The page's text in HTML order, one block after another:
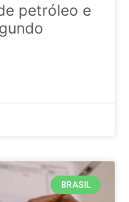
petróleo e
BRASIL